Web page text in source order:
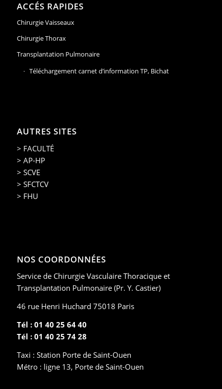
ACCÉS RAPIDES
Chirurgie Vaisseaux
Chirurgie Thorax
Transplantation Pulmonaire
Téléchargement carnet d’information TP, Bichat
AUTRES SITES
> FACULTÉ
> AP-HP
> SCVE
> SFCTCV
> FHU
NOS COORDONNÉES
Service de Chirurgie Vasculaire Thoracique et
Transplantation Pulmonaire (Pr. Y. Castier)
46 rue Henri Huchard 75018 Paris
Tél : 01 40 25 64 40
Tél : 01 40 25 74 28
Taxi : Station Porte de Saint-Ouen
Métro : ligne 13, Porte de Saint-Ouen